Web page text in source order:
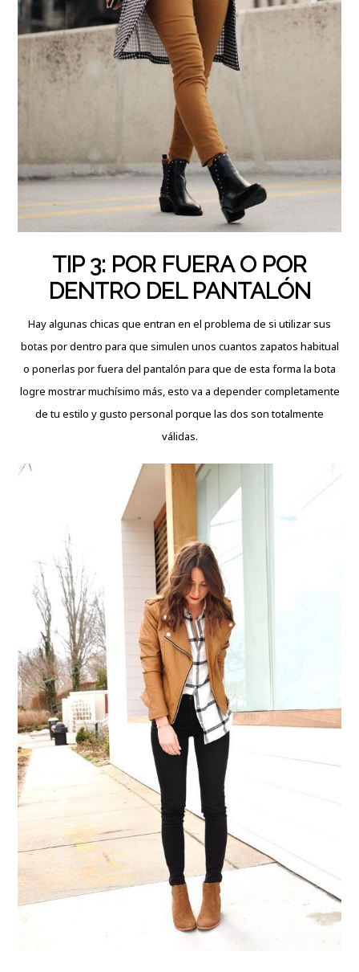
TIP 3: POR FUERA O POR
DENTRO DEL PANTALÓN
Hay algunas chicas que entran en el problema de si utilizar sus
botas por dentro para que simulen unos cuantos zapatos habitual
o ponerlas por fuera del pantalón para que de esta forma la bota
logre mostrar muchísimo más, esto va a depender completamente
de tu estilo y gusto personal porque las dos son totalmente
válidas.